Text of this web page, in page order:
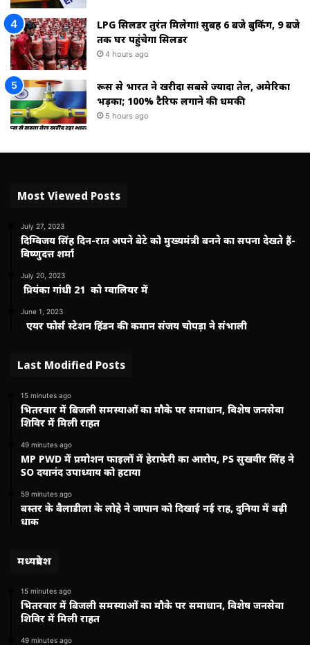
LPG सिलेंडर तुरंत मिलेगा! सुबह 6 बजे बुकिंग, 9 बजे
तक घर पहुंचेगा सिलेंडर
4 hours ago
रूस से भारत ने खरीदा सबसे ज्यादा तेल, अमेरिका
भड़का; 100% टैरिफ लगाने की धमकी
5 hours ago
Most Viewed Posts
July 27, 2023
दिग्विजय सिंह दिन-रात अपने बेटे को मुख्यमंत्री बनने का सपना देखते हैं-
विष्णुदत्त शर्मा
July 20, 2023
प्रियंका गांधी 21 को ग्वालियर में
June 1, 2023
एयर फोर्स स्टेशन हिंडन की कमान संजय चोपड़ा ने संभाली
Last Modified Posts
15 minutes ago
भितरवार में बिजली समस्याओं का मौके पर समाधान, विशेष जनसेवा
शिविर में मिली राहत
49 minutes ago
MP PWD में प्रमोशन फाइलों में हेराफेरी का आरोप, PS सुखवीर सिंह ने
SO दयानंद उपाध्याय को हटाया
59 minutes ago
बस्तर के बैलाडीला के लोहे ने जापान को दिखाई नई राह, दुनिया में बढ़ी
धाक
मध्यप्रदेश
15 minutes ago
भितरवार में बिजली समस्याओं का मौके पर समाधान, विशेष जनसेवा
शिविर में मिली राहत
49 minutes ago